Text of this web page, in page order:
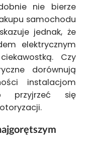
nie bierze
samochodu
jednak, że
elektrycznym
Czy
dorównują
instalacjom
przyjrzeć się